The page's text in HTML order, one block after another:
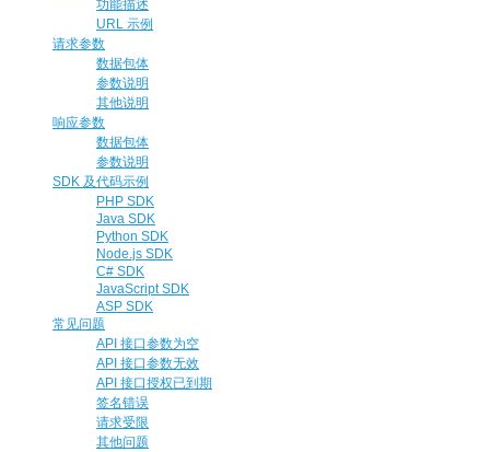
功能描述
URL 示例
请求参数
数据包体
参数说明
其他说明
响应参数
数据包体
参数说明
SDK 及代码示例
PHP SDK
Java SDK
Python SDK
Node.js SDK
C# SDK
JavaScript SDK
ASP SDK
常见问题
API 接口参数为空
API 接口参数无效
API 接口授权已到期
签名错误
请求受限
其他问题